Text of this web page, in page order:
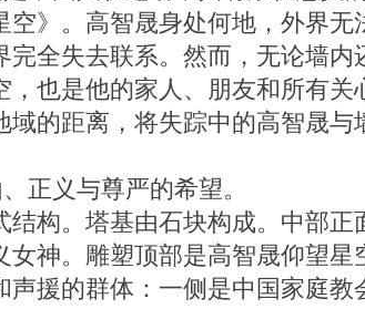
》。高智晟身处何地，外界
全失去联系。然而，无论墙
也是他的家人、朋友和所有
的距离，将失踪中的高智晟
义与尊严的希望。
构。塔基由石块构成。中部
神。雕塑顶部是高智晟仰望星
援的群体：一侧是中国家庭